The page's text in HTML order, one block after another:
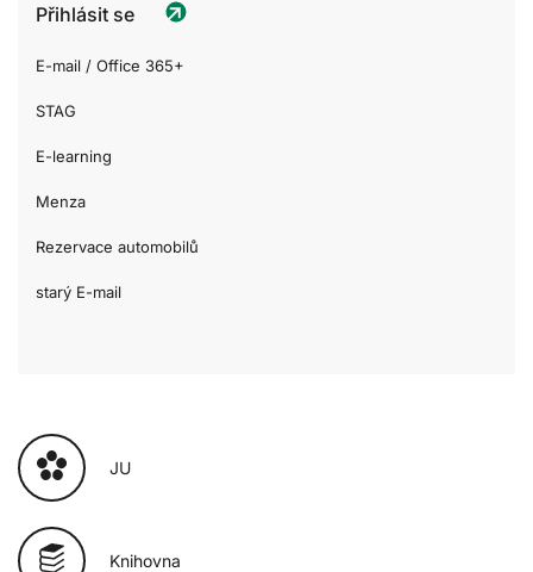
Přihlásit se
E-mail / Office 365+
STAG
E-learning
Menza
Rezervace automobilů
starý E-mail
JU
Knihovna